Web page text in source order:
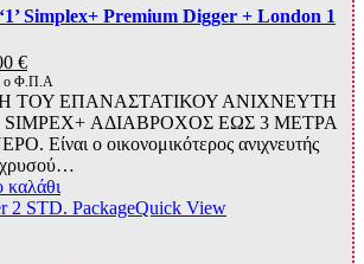
Simplex+ Premium Digger + London 1
€.
€Η
τρέχουσα
τιμή
είναι:
390,00 €.
ο Φ.Π.Α
ΤΟΥ ΕΠΑΝΑΣΤΑΤΙΚΟΥ ΑΝΙΧΝΕΥΤΗ
ΑΔΙΑΒΡΟΧΟΣ ΕΩΣ 3 ΜΕΤΡΑ
Είναι ο οικονομικότερος ανιχνευτής
χρυσού…
Quick View